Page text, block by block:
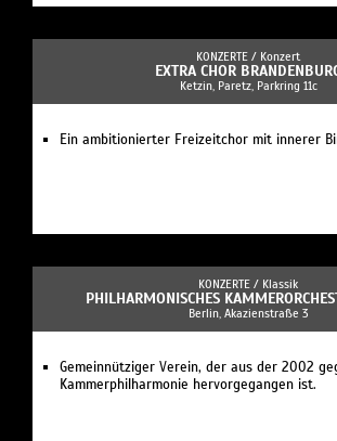
KONZERTE / Konzert
EXTRA CHOR
Ketzin, Paretz, Parkring 11c
Ein ambitionierter Freizeitchor mit innerer
KONZERTE / Klassik
PHILHARMONISCHES
Berlin, Akazienstraße 3
Gemeinnütziger Verein, der aus der 2002
Kammerphilharmonie hervorgegangen ist.